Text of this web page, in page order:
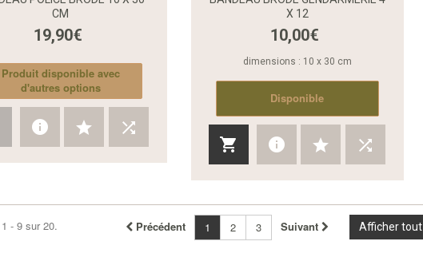
CM
19,90€
Produit disponible avec
d'autres options
X 12
10,00€
dimensions : 10 x 30 cm
Disponible
Afficher tout
Précédent 1 2 3 Suivant
- 9 sur 20.